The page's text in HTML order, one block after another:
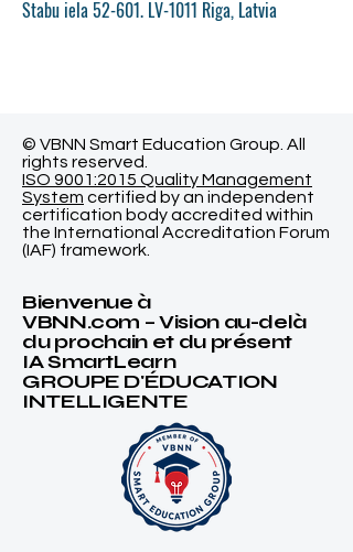
Stabu iela 52-601. LV-1011 Riga, Latvia
© VBNN Smart Education Group. All
rights reserved.
ISO 9001:2015 Quality Management
System certified by an independent
certification body accredited within
the International Accreditation Forum
(IAF) framework.
Bienvenue à
VBNN.com – Vision au-delà
du prochain et du présent
IA SmartLearn
GROUPE D'ÉDUCATION
INTELLIGENTE